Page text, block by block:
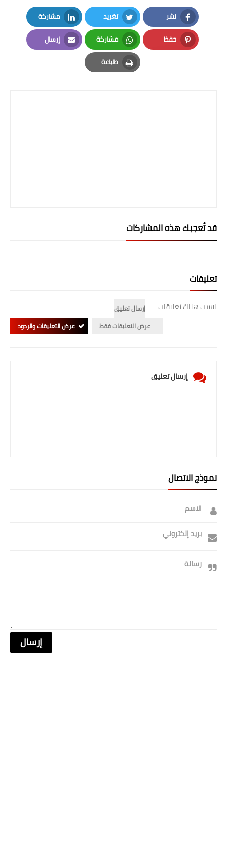
المرحلة الابتدائية
المرحلة المتوسطة
المرحلة الاعدادية
نشر
Facebook
تغريد
Twitter
مشاركة
LinkedIn
حفظ
Pinterest
مشاركة
Whatsapp
إرسال
Email
طباعة
Print
قد تُعجبك هذه المشاركات
تعليقات
ليست هناك تعليقات
إرسال تعليق
عرض التعليقات فقط
عرض التعليقات والردود
إرسال تعليق
نموذج الاتصال
الاسم
بريد إلكتروني
رسالة